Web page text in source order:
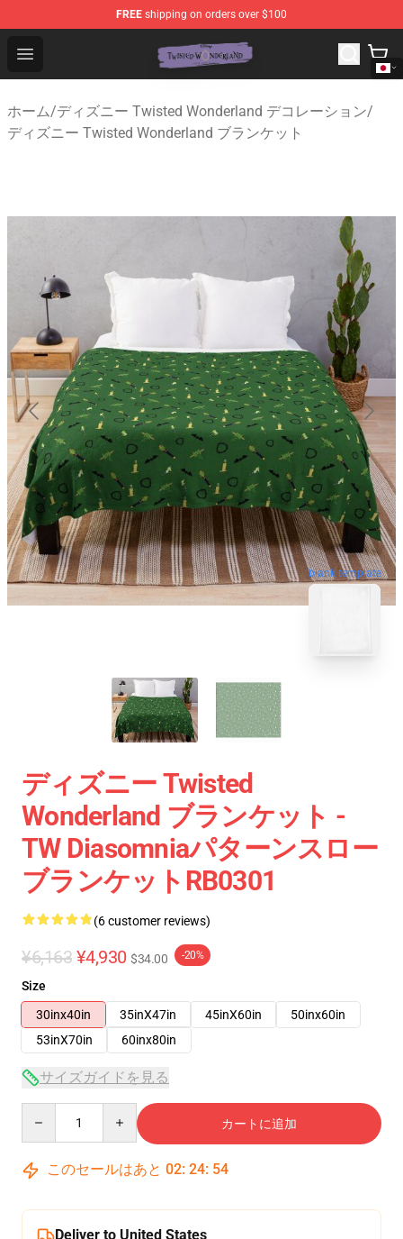
FREE shipping on orders over $100
Open menu
Twisted Wonderland Store - Official Twisted
ホーム/ディズニー Twisted Wonderland デコレーション/
ディズニー Twisted Wonderland ブランケット
blank template
ディズニー Twisted
Wonderland ブランケット -
TW Diasomniaパターンスロー
ブランケットRB0301
(6 customer reviews)
¥6,163 ¥4,930 $34.00 -20%
Size
30inx40in
35inX47in 45inX60in
50inx60in
53inX70in
60inx80in
サイズガイドを見る
カートに追加
このセールはあと 02: 24: 54
Deliver to United States